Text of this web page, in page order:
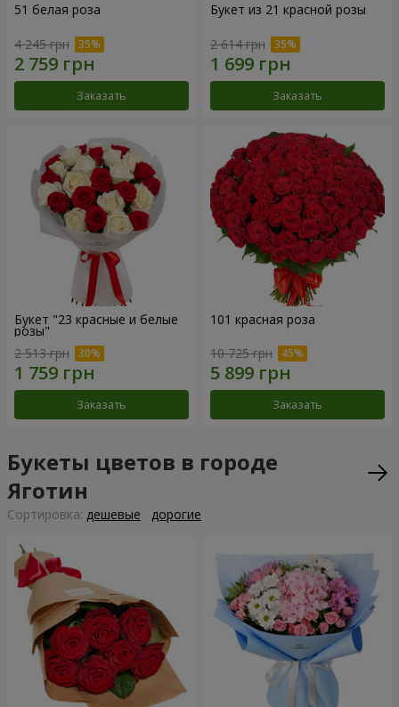
51 белая роза
4 245 грн
Заказать
Букет из 21 красной розы
2 614 грн
Заказать
Букет "23 красные и белые
розы"
2 513 грн
Заказать
101 красная роза
10 725 грн
Заказать
Букеты цветов в городе
Яготин
Cортировка: дешевые дорогие